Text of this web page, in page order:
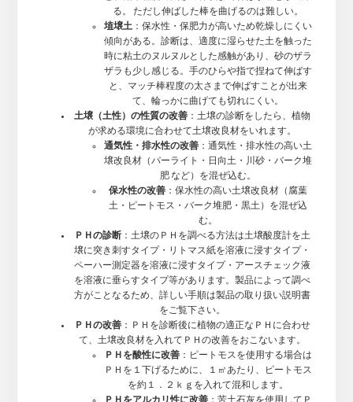
る。 ただし伸ばした棒を曲げるのは難しい。
埴壌土 ：保水性・保肥力が高いため乾燥しにくい
傾向がある。診断は、適度に湿らせた土を触った
時に粘土のヌルヌルとした感触があり、砂のザラ
ザラも少し感じる。手のひらや指で捏ねて伸ばす
と、マッチ棒程度の太さまで伸ばすことが出来
て、輪っかに曲げても切れにくい。
土壌（土性）の性質の改善 ：土壌の診断をしたら、植物
が求める環境に合わせて土壌改良材をいれます。
通気性・排水性の改善 ：通気性・排水性の高い土
壌改良材（パーライト・日向土・川砂・バーク堆
肥 など）を混ぜ込む。
保水性の改善 ：保水性の高い土壌改良材（腐葉
土・ピートモス・バーク堆肥・黒土）を混ぜ込
む。
ＰＨの診断 ：土壌のＰＨを調べる方法は土壌酸度計を土
壌に突き刺すタイプ・リトマス紙を溶液に浸すタイプ・
ペーハー測定器を溶液に浸すタイプ・アースチェック液
を溶液に垂らすタイプ等があります。製品によって調べ
方がことなるため、詳しい手順は製品の取り扱い説明書
をご覧下さい。
ＰＨの改善 ：ＰＨを診断後に植物の適正なＰＨに合わせ
て、土壌改良材を入れてＰＨの改善をおこないます。
ＰＨを酸性に改善 ：ピートモスを使用する場合は
ＰＨを１下げるために、１㎡あたり、ピートモス
を約１．２ｋｇを入れて混和します。
ＰＨをアルカリ性に改善 ：苦土石灰を使用してＰ